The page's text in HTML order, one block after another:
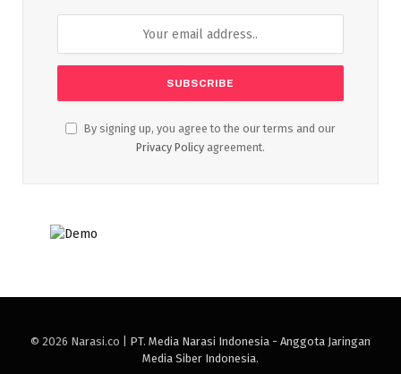
By signing up, you agree to the our terms and our
Privacy Policy agreement.
© 2026 Narasi.co | PT. Media Narasi Indonesia - Anggota Jaringan
Media Siber Indonesia.